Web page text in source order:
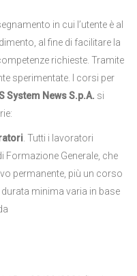
in cui l’utente è al
al fine di facilitare la
richieste. Tramite
sperimentate. I corsi per
System News S.p.A. si
. Tutti i lavoratori
Formazione Generale, che
permanente, più un corso
minima varia in base